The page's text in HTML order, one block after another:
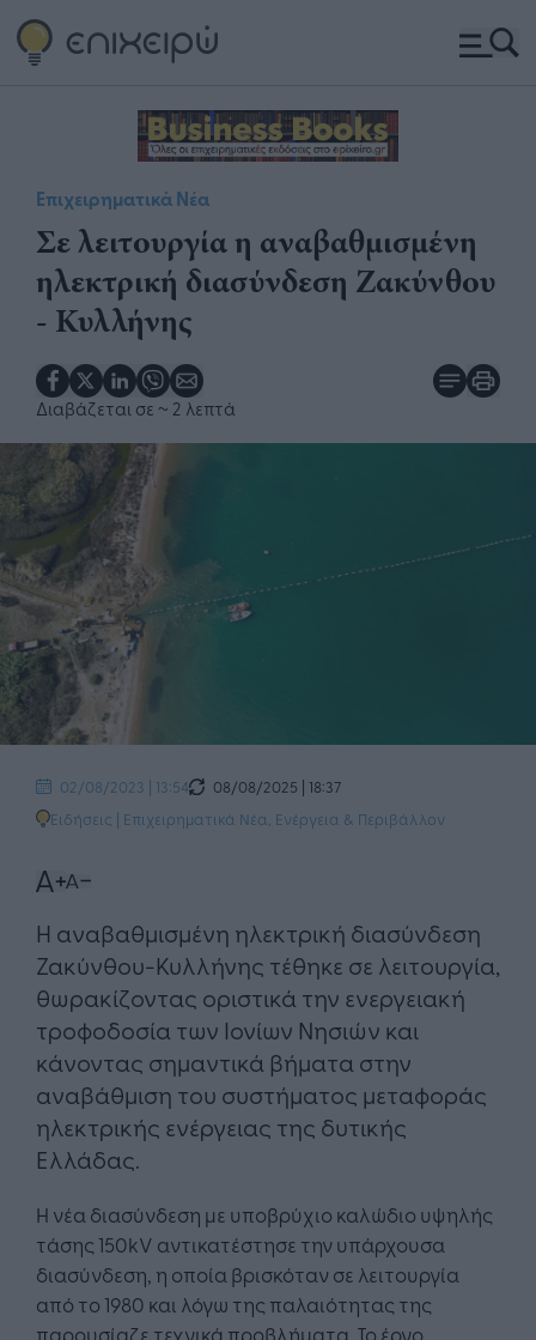
Επιχειρηματικά Νέα
Σε λειτουργία η αναβαθμισμένη
ηλεκτρική διασύνδεση Ζακύνθου
- Κυλλήνης
Διαβάζεται σε ~ 2 λεπτά
02/08/2023 | 13:54
08/08/2025 | 18:37
Ειδήσεις | Επιχειρηματικά Νέα Ενέργεια & Περιβάλλον
Η αναβαθμισμένη ηλεκτρική διασύνδεση
Ζακύνθου-Κυλλήνης τέθηκε σε λειτουργία,
θωρακίζοντας οριστικά την ενεργειακή
τροφοδοσία των Ιονίων Νησιών και
κάνοντας σημαντικά βήματα στην
αναβάθμιση του συστήματος μεταφοράς
ηλεκτρικής ενέργειας της δυτικής
Ελλάδας.
Η νέα διασύνδεση με υποβρύχιο καλώδιο υψηλής
τάσης 150kV αντικατέστησε την υπάρχουσα
διασύνδεση, η οποία βρισκόταν σε λειτουργία
από το 1980 και λόγω της παλαιότητας της
παρουσίαζε τεχνικά προβλήματα. Το έργο